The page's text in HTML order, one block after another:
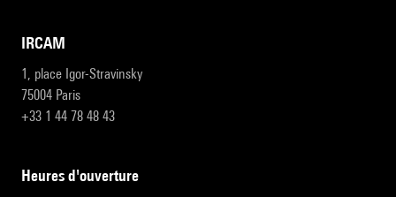
IRCAM
1, place Igor-Stravinsky
75004 Paris
+33 1 44 78 48 43
heures d'ouverture